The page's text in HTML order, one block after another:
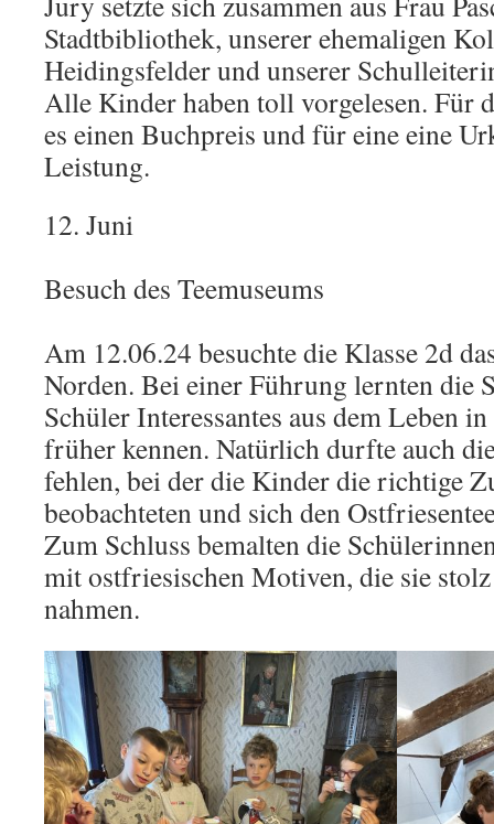
Stadtbibliothek, unserer ehemaligen
Heidingsfelder und unserer
Alle Kinder haben toll vorgelesen. Für
es einen Buchpreis und für eine eine
Leistung.
12. Juni
Besuch des Teemuseums
Am 12.06.24 besuchte die Klasse 2d
Norden. Bei einer Führung lernten die
Schüler Interessantes aus dem Leben
früher kennen. Natürlich durfte auch
fehlen, bei der die Kinder die richtige
beobachteten und sich den
Zum Schluss bemalten die
mit ostfriesischen Motiven, die sie
nahmen.